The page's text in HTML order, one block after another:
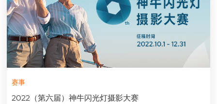
赛事
2022（第六届）神牛闪光灯摄影大赛